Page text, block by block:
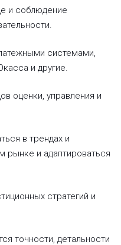
и соблюдение
системами,
и другие.
оценки, управления и
в трендах и
рынке и адаптироваться
стратегий и
точности, детальности